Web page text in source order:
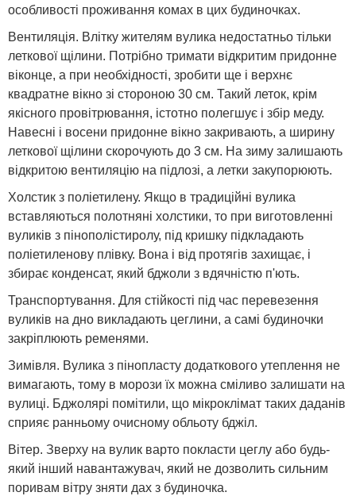
особливості проживання комах в цих будиночках.
Вентиляція. Влітку жителям вулика недостатньо тільки
леткової щілини. Потрібно тримати відкритим придонне
віконце, а при необхідності, зробити ще і верхнє
квадратне вікно зі стороною 30 см. Такий леток, крім
якісного провітрювання, істотно полегшує і збір меду.
Навесні і восени придонне вікно закривають, а ширину
леткової щілини скорочують до 3 см. На зиму залишають
відкритою вентиляцію на підлозі, а летки закупорюють.
Холстик з поліетилену. Якщо в традиційні вулика
вставляються полотняні холстики, то при виготовленні
вуликів з пінополістиролу, під кришку підкладають
поліетиленову плівку. Вона і від протягів захищає, і
збирає конденсат, який бджоли з вдячністю п'ють.
Транспортування. Для стійкості під час перевезення
вуликів на дно викладають цеглини, а самі будиночки
закріплюють ременями.
Зимівля. Вулика з пінопласту додаткового утеплення не
вимагають, тому в морози їх можна сміливо залишати на
вулиці. Бджолярі помітили, що мікроклімат таких даданів
сприяє ранньому очисному обльоту бджіл.
Вітер. Зверху на вулик варто покласти цеглу або будь-
який інший навантажувач, який не дозволить сильним
поривам вітру зняти дах з будиночка.